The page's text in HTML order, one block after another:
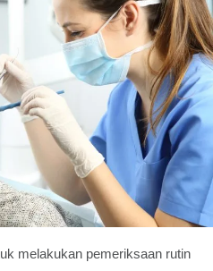
melakukan pemeriksaan rutin